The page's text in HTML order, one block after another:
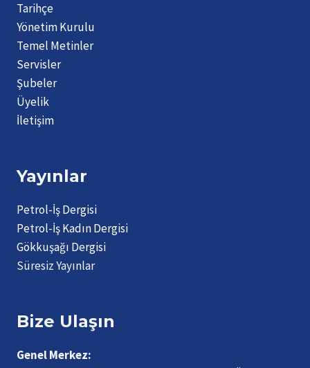
Tarihçe
Yönetim Kurulu
Temel Metinler
Servisler
Şubeler
Üyelik
İletişim
Yayınlar
Petrol-İş Dergisi
Petrol-İş Kadın Dergisi
Gökkuşağı Dergisi
Süresiz Yayınlar
Bize Ulaşın
Genel Merkez: